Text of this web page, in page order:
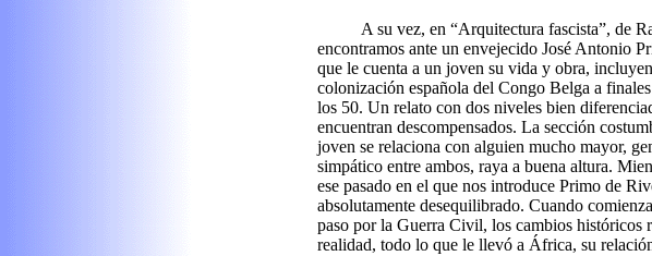
A su vez, en “Arquitectura fascista”, de
encontramos ante un envejecido José Antonio
que le cuenta a un joven su vida y obra,
colonización española del Congo Belga a
los 50. Un relato con dos niveles bien
encuentran descompensados. La sección
joven se relaciona con alguien mucho mayor,
simpático entre ambos, raya a buena altura.
ese pasado en el que nos introduce Primo de
absolutamente desequilibrado. Cuando
paso por la Guerra Civil, los cambios históricos
realidad, todo lo que le llevó a África, su